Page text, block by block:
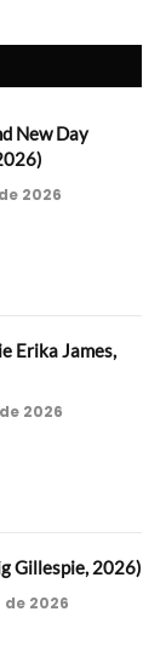
New Day
2026
Erika James,
2026
Gillespie, 2026)
2026